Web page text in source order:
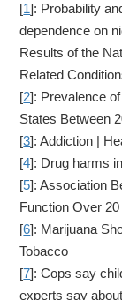
[1]: Probability
dependence on
Results of the
Related
[2]: Prevalence
States Between
[3]: Addiction |
[4]: Drug harms
[5]: Association
Function Over 20
[6]: Marijuana
Tobacco
[7]: Cops say
experts say